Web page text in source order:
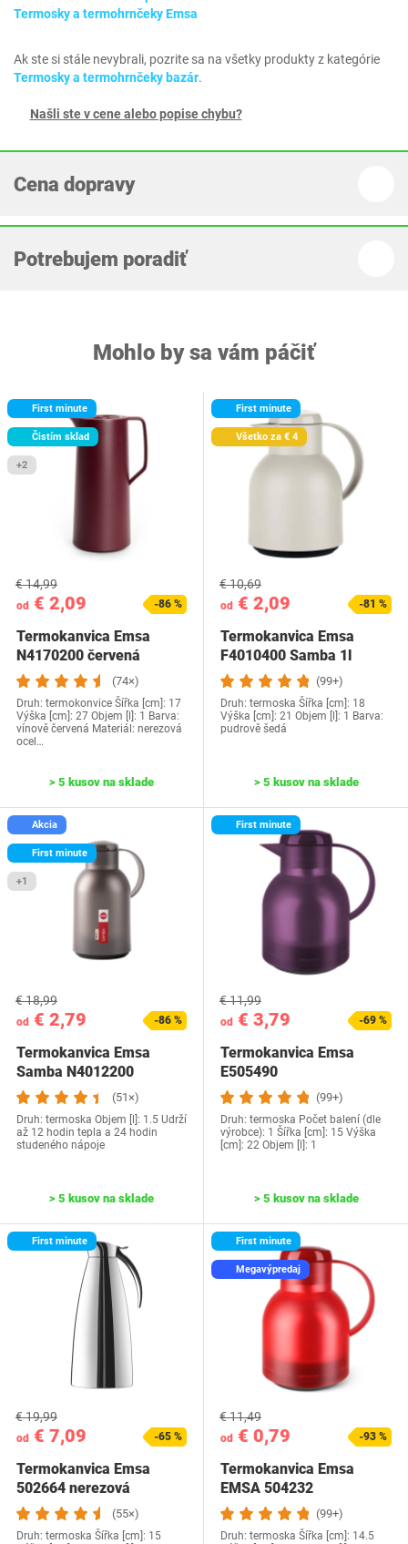
Termosky a termohrnčeky Emsa
Ak ste si stále nevybrali, pozrite sa na všetky produkty z kategórie
Termosky a termohrnčeky bazár.
Našli ste v cene alebo popise chybu?
Cena dopravy
Potrebujem poradiť
Mohlo by sa vám páčiť
First minute
Čistím sklad
+2
od € 2,09
€ 14,99
-86 %
Termokanvica Emsa
N4170200 červená
(74×)
Druh: termokonvice Šířka [cm]: 17
Výška [cm]: 27 Objem [l]: 1 Barva:
vínově červená Materiál: nerezová
ocel…
> 5 kusov na sklade
First minute
Všetko za € 4
od € 2,09
€ 10,69
-81 %
Termokanvica Emsa
F4010400 Samba 1l
púdrová
(99+)
Druh: termoska Šířka [cm]: 18
Výška [cm]: 21 Objem [l]: 1 Barva:
pudrově šedá
> 5 kusov na sklade
Akcia
First minute
+1
od € 2,79
€ 18,99
-86 %
Termokanvica Emsa
Samba N4012200
(51×)
Druh: termoska Objem [l]: 1.5 Udrží
až 12 hodin tepla a 24 hodin
studeného nápoje
> 5 kusov na sklade
First minute
od € 3,79
€ 11,99
-69 %
Termokanvica Emsa
E505490
(99+)
Druh: termoska Počet balení (dle
výrobce): 1 Šířka [cm]: 15 Výška
[cm]: 22 Objem [l]: 1
> 5 kusov na sklade
First minute
od € 7,09
€ 19,99
-65 %
Termokanvica Emsa
502664 nerezová
Eleganza
(55×)
Druh: termoska Šířka [cm]: 15
First minute
Megavýpredaj
od € 0,79
€ 11,49
-93 %
Termokanvica Emsa
EMSA 504232
(99+)
Druh: termoska Šířka [cm]: 14.5